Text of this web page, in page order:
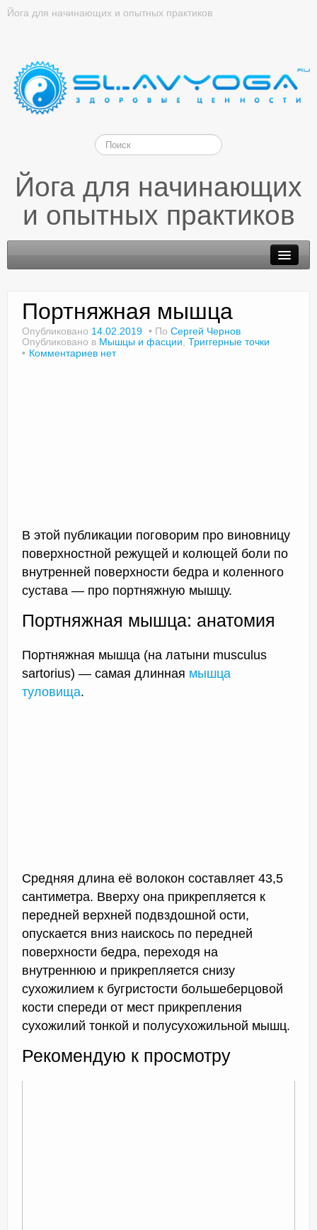
Йога для начинающих и опытных практиков
Йога для начинающих
и опытных практиков
Портняжная мышца
Опубликовано 14.02.2019 По Сергей Чернов
Опубликовано в Мышцы и фасции Триггерные точки
Комментариев нет
В этой публикации поговорим про виновницу
поверхностной режущей и колющей боли по
внутренней поверхности бедра и коленного
сустава — про портняжную мышцу.
Портняжная мышца: анатомия
Портняжная мышца (на латыни musculus
sartorius) — самая длинная мышца
туловища.
Средняя длина её волокон составляет 43,5
сантиметра. Вверху она прикрепляется к
передней верхней подвздошной ости,
опускается вниз наискось по передней
поверхности бедра, переходя на
внутреннюю и прикрепляется снизу
сухожилием к бугристости большеберцовой
кости спереди от мест прикрепления
сухожилий тонкой и полусухожильной мышц.
Рекомендую к просмотру